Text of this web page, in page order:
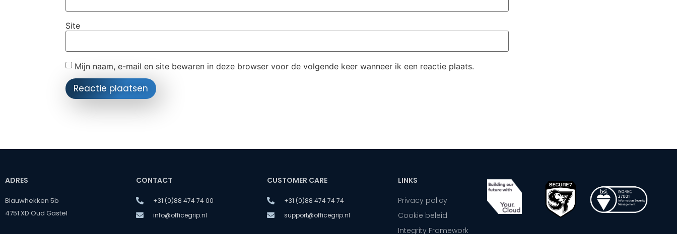
Site
Mijn naam, e-mail en site bewaren in deze browser voor de volgende keer wanneer ik een reactie plaats.
ADRES
Blauwhekken 5b
4751 XD Oud Gastel
CONTACT
+31 (0)88 474 74 00
info@officegrip.nl
CUSTOMER CARE
+31 (0)88 474 74 74
support@officegrip.nl
LINKS
Privacy policy
Cookie beleid
Integrity Framework